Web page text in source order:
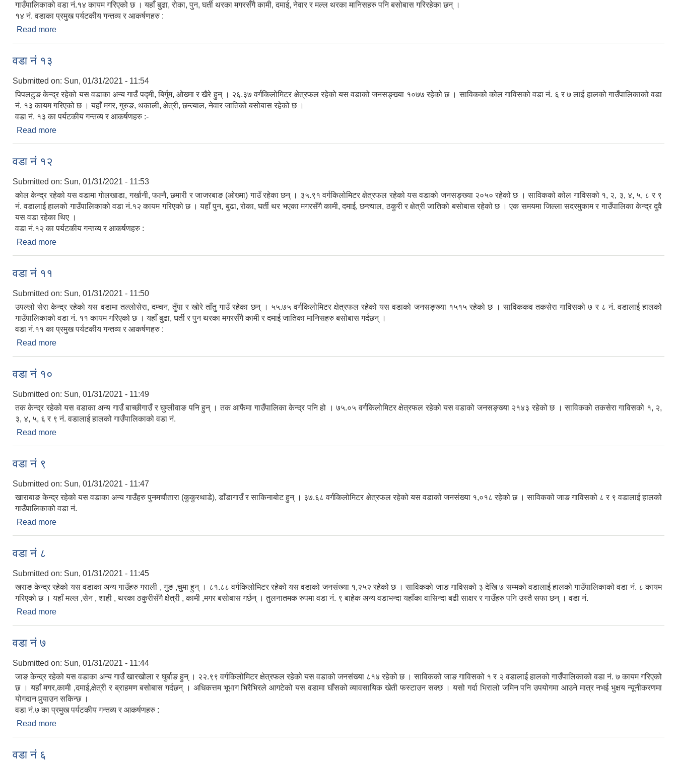
गाउँपालिकाको वडा नं.१४ कायम गरिएको छ । यहाँ बुढा, रोका, पुन, घर्ती थरका मगरसँगै कामी, दमाई, नेवार र मल्ल थरका मानिसहरु पनि बसोबास गरिरहेका छन् ।
१४ नं. वडाका प्रमुख पर्यटकीय गन्तव्य र आकर्षणहरु :
Read more
वडा नं १३
Submitted on: Sun, 01/31/2021 - 11:54
पिपलटुङ केन्द्र रहेको यस वडाका अन्य गाउँ पद्मी, बिर्गुम, ओख्मा र खैरे हुन् । २६.३७ वर्गकिलोमिटर क्षेत्रफल रहेको यस वडाको जनसङ्ख्या १०७७ रहेको छ । साविकको कोल गाविसको वडा नं. ६ र ७ लाई हालको गाउँपालिकाको वडा
नं. १३ कायम गरिएको छ । यहाँ मगर, गुरुङ, थकाली, क्षेत्री, छन्त्याल, नेवार जातिको बसोबास रहेको छ ।
वडा नं. १३ का पर्यटकीय गन्तव्य र आकर्षणहरु :-
Read more
वडा नं १२
Submitted on: Sun, 01/31/2021 - 11:53
कोल केन्द्र रहेको यस वडामा गोलखाडा, गर्खानी, फल्नै, छमारी र जाजरबाङ (‌ओख्मा) गाउँ रहेका छन् । ३५.९१ वर्गकिलोमिटर क्षेत्रफल रहेको यस वडाको जनसङ्ख्या २०५० रहेको छ । साविकको कोल गाविसको १, २, ३, ४, ५, ८ र ९
नं. वडालाई हालको गाउँपालिकाको वडा नं.१२ कायम गरिएको छ । यहाँ पुन, बुढा, रोका, घर्ती थर भएका मगरसँगै कामी, दमाई, छन्त्याल, ठकुरी र क्षेत्री जातिको बसोबास रहेको छ । एक समयमा जिल्ला सदरमुकाम र गाउँपालिका केन्द्र दुवै
यस वडा रहेका थिए ।
वडा नं.१२ का पर्यटकीय गन्तव्य र आकर्षणहरु :
Read more
वडा नं ११
Submitted on: Sun, 01/31/2021 - 11:50
उपल्लो सेरा केन्द्र रहेको यस वडामा तल्लोसेरा, दम्चन, तुँपा र खोरे ताँतु गाउँ रहेका छन् । ५५.७५ वर्गकिलोमिटर क्षेत्रफल रहेको यस वडाको जनसङ्ख्या १५१५ रहेको छ । साविककव तकसेरा गाविसको ७ र ८ नं. वडालाई हालको
गाउँपालिकाको वडा नं. ११ कायम गरिएको छ । यहाँ बुढा, घर्ती र पुन थरका मगरसँगै कामी र दमाई जातिका मानिसहरु बसोबास गर्दछन् ।
वडा नं.११ का प्रमुख पर्यटकीय गन्तव्य र आकर्षणहरु :
Read more
वडा नं १०
Submitted on: Sun, 01/31/2021 - 11:49
तक केन्द्र रहेको यस वडाका अन्य गाउँ बाच्छीगाउँ र घुम्लीवाङ पनि हुन् । तक आफैमा गाउँपालिका केन्द्र पनि हो । ७५.०५ वर्गकिलोमिटर क्षेत्रफल रहेको यस वडाको जनसङ्ख्या २१४३ रहेको छ । साविकको तकसेरा गाविसको १, २,
३, ४, ५, ६ र ९ नं. वडालाई हालको गाउँपालिकाको वडा नं.
Read more
वडा नं ९
Submitted on: Sun, 01/31/2021 - 11:47
खाराबाङ केन्द्र रहेको यस वडाका अन्य गाउँहरु पुनमचौतारा (कुकुरथाडे), डाँडागाउँ र साकिनाबोट हुन् । ३७.६८ वर्गकिलोमिटर क्षेत्रफल रहेको यस वडाको जनसंख्या १,०१८ रहेको छ । साविकको जाङ गाविसको ८ र ९ वडालाई हालको
गाउँपालिकाको वडा नं.
Read more
वडा नं ८
Submitted on: Sun, 01/31/2021 - 11:45
खराङ केन्द्र रहेको यस वडाका अन्य गाउँहरु गराली , गुङ ,चुमा हुन् । ८१.८८ वर्गकिलोमिटर रहेको यस वडाको जनसंख्या १,२५२ रहेको छ । साविकको जाङ गाविसको ३ देखि ७ सम्मको वडालाई हालको गाउँपालिकाको वडा नं. ८ कायम
गरिएको छ । यहाँ मल्ल ,सेन , शाही , थरका ठकुरीसँगै क्षेत्री , कामी ,मगर बसोबास गर्छन् । तुलनातमक रुपमा वडा नं. ९ बाहेक अन्य वडाभन्दा यहाँका वासिन्दा बढी साक्षर र गाउँहरु पनि उस्तै सफा छन् । वडा नं.
Read more
वडा नं ७
Submitted on: Sun, 01/31/2021 - 11:44
जाङ केन्द्र रहेको यस वडाका अन्य गाउँ खारखोला र घुर्बाङ हुन् । २२.९९ वर्गकिलोमिटर क्षेत्रफल रहेको यस वडाको जनसंख्या ८१४ रहेको छ । साविकको जाङ गाविसको १ र २ वडालाई हालको गाउँपालिकाको वडा नं. ७ कायम गरिएको
छ । यहाँ मगर,कामी ,दमाई,क्षेत्री र ब्राहमण बसोबास गर्दछन् । अधिकत्तम भूभाग भिरैभिरले आगटेको यस वडामा घाँसको व्यावसायिक खेती फस्टाउन सक्छ । यसो गर्दा भिरालो जमिन पनि उपयोगमा आउने मात्र नभई भुक्षय न्यूनीकरणमा
योगदान पुर्‍याउन सकिन्छ ।
वडा नं.७ का प्रमुख पर्यटकीय गन्तव्य र आकर्षणहरु :
Read more
वडा नं ६